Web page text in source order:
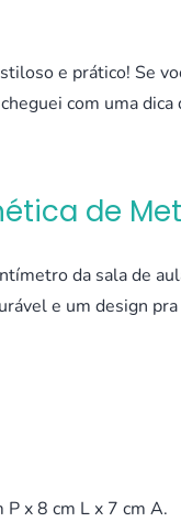
e prático! Se
com uma
de
da sala de
e um design
x 8 cm L x 7 cm A.